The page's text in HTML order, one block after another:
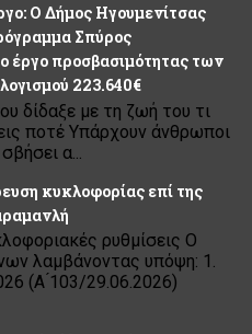
Ο Δήμος Ηγουμενίτσας
Σπύρος
έργο προσβασιμότητας των
223.640€
δίδαξε με τη ζωή του τι
ποτέ Υπάρχουν άνθρωποι
α...
κυκλοφορίας επί της
ρυθμίσεις Ο
λαμβάνοντας υπόψη: 1.
(Α ́103/29.06.2026)